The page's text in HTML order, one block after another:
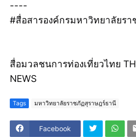
----
#สื่อสารองค์กรมหาวิทยาลัยร
สื่อมวลชนการท่องเที่ยวไทย
NEWS
Tags มหาวิทยาลัยราชภัฏสุราษฎร์ธานี
Facebook